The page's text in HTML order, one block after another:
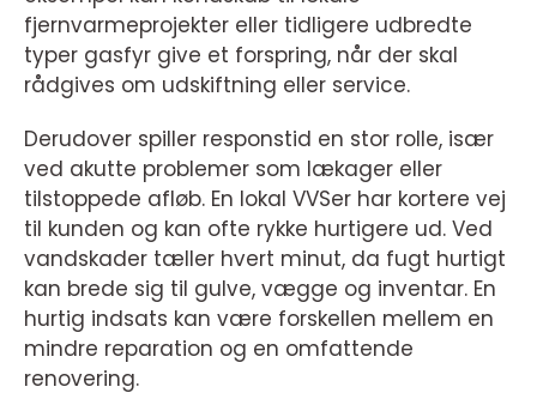
fjernvarmeprojekter eller tidligere udbredte
typer gasfyr give et forspring, når der skal
rådgives om udskiftning eller service.
Derudover spiller responstid en stor rolle, især
ved akutte problemer som lækager eller
tilstoppede afløb. En lokal VVSer har kortere vej
til kunden og kan ofte rykke hurtigere ud. Ved
vandskader tæller hvert minut, da fugt hurtigt
kan brede sig til gulve, vægge og inventar. En
hurtig indsats kan være forskellen mellem en
mindre reparation og en omfattende
renovering.